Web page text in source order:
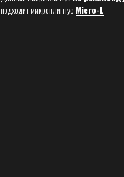
подходит микроплинтус Micro-L